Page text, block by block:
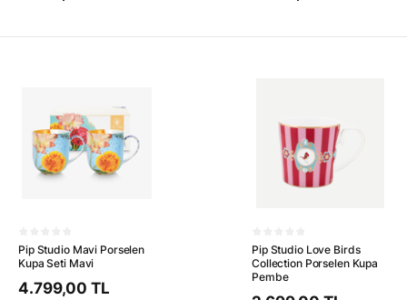
Pip Studio Mavi Porselen
Kupa Seti Mavi
4.799,00 TL
Pip Studio Love Birds
Collection Porselen Kupa
Pembe